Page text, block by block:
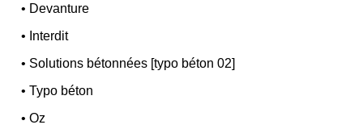
• Devanture
• Interdit
• Solutions bétonnées [typo béton 02]
•Typo béton
•Oz